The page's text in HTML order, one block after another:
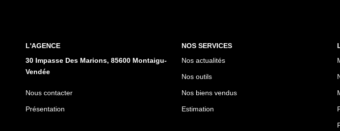
L'AGENCE
30 Impasse Des Marions, 85600 Montaigu-
Vendée
Nous contacter
Présentation
NOS SERVICES
Nos actualités
Nos outils
Nos biens vendus
Estimation